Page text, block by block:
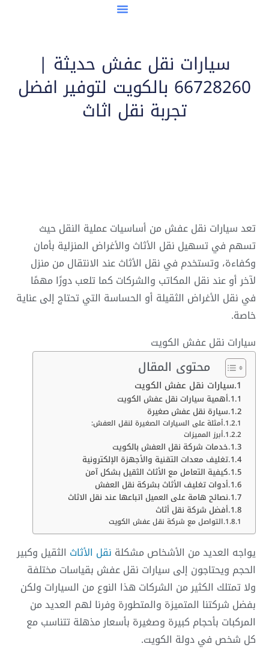
سيارات نقل عفش حديثة |
66728260 بالكويت لتوفير افضل
تجربة نقل اثاث
تعد سيارات نقل عفش من أساسيات عملية النقل حيث
تسهم في تسهيل نقل الأثاث والأغراض المنزلية بأمان
وكفاءة، وتستخدم في نقل الأثاث عند الانتقال من منزل
لآخر أو عند نقل المكاتب والشركات كما تلعب دورًا مهمًا
في نقل الأغراض الثقيلة أو الحساسة التي تحتاج إلى عناية
خاصة.
سيارات نقل عفش الكويت
محتوى المقال
سيارات نقل عفش الكويت
أهمية سيارات نقل عفش الكويت
سيارة نقل عفش صغيرة
أمثلة على السيارات الصغيرة لنقل العفش:
أبرز المميزات
خدمات شركة نقل العفش بالكويت
تغليف معدات التقنية والأجهزة الإلكترونية
كيفية التعامل مع الأثاث الثقيل بشكل آمن
أدوات تغليف الأثاث بشركة نقل العفش
نصائح هامة على العميل اتباعها عند نقل الاثاث
أفضل شركة نقل أثاث
التواصل مع شركة نقل عفش الكويت
يواجه العديد من الأشخاص مشكلة نقل الأثاث الثقيل وكبير
الحجم ويحتاجون إلى سيارات نقل عفش بقياسات مختلفة
ولا تمتلك الكثير من الشركات هذا النوع من السيارات ولكن
بفضل شركتنا المتميزة والمتطورة وفرنا لهم العديد من
المركبات بأحجام كبيرة وصغيرة بأسعار مذهلة تتناسب مع
كل شخص في دولة الكويت.